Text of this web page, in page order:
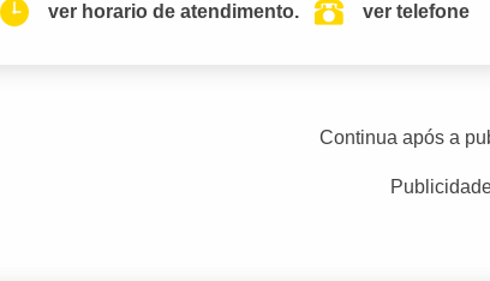
ver horario de atendimento. ver telefone
Continua após a